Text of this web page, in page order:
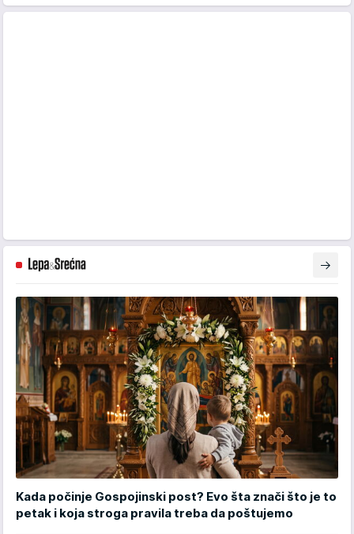
Kada počinje Gospojinski post? Evo šta znači što je to
petak i koja stroga pravila treba da poštujemo